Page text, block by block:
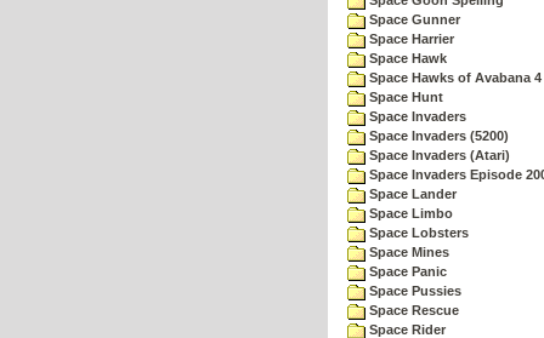
Space Gunner
Space Harrier
Space Hawk
Space Hawks of Avabana 4
Space Hunt
Space Invaders
Space Invaders (5200)
Space Invaders (Atari)
Space Invaders Episode
Space Lander
Space Limbo
Space Lobsters
Space Mines
Space Panic
Space Pussies
Space Rescue
Space Rider